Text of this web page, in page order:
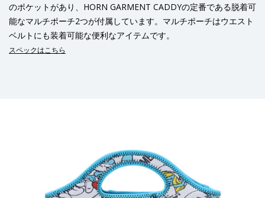
のポケットがあり、HORN GARMENT CADDYの定番である脱着可
能なマルチポーチ2つが付属しています。マルチポーチはウエスト
ベルトにも装着可能な便利なアイテムです。
スペックはこちら